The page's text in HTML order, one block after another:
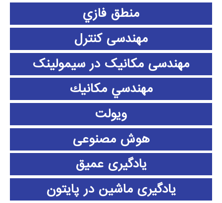
منطق فازي
مهندسی کنترل
مهندسی مکانیک در سیمولینک
مهندسي مكانيك
ویولت
هوش مصنوعی
یادگیری عمیق
یادگیری ماشین در پایتون